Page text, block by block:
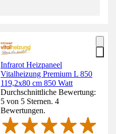
Infrarot Heizpaneel
Vitalheizung Premium L 850
119,2x80 cm 850 Watt
Durchschnittliche Bewertung:
5 von 5 Sternen. 4
Bewertungen.